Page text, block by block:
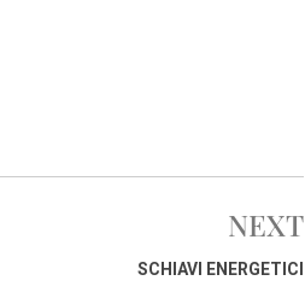
NEXT
SCHIAVI ENERGETICI